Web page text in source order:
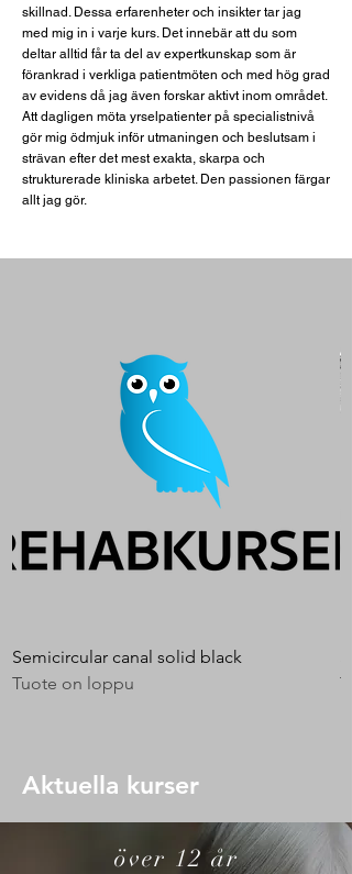
skillnad. Dessa erfarenheter och insikter tar jag
med mig in i varje kurs. Det innebär att du som
deltar alltid får ta del av​ expertkunskap som är
förankrad i verkliga patientmöten och med hög grad
av evidens då jag även forskar aktivt inom området.
Att dagligen möta yrselpatienter på specialistnivå
gör mig ödmjuk inför utmaningen och beslutsam i
strävan efter det mest exakta, skarpa och
strukturerade kliniska arbetet. Den passionen färgar
allt jag gör.
Semicircular canal solid black
Tuote on loppu
Aktuella kurser
över 12 år